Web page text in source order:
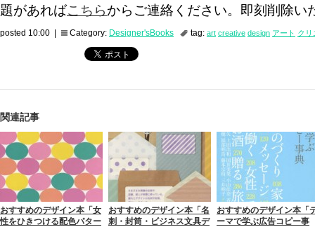
題があればこちらからご連絡ください。即刻削除い
posted 10:00 | Category: Designer'sBooks tag: art creative design アート クリ
関連記事
おすすめのデザイン本「女
性をひきつける配色パター
おすすめのデザイン本「名
刺・封筒・ビジネス文具デ
おすすめのデザイン本「
ーマで学ぶ広告コピー事